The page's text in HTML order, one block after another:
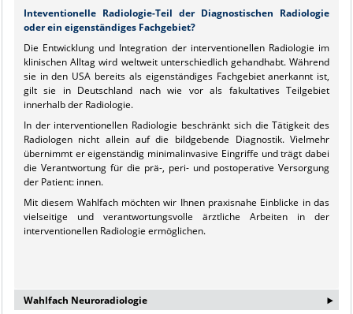
Inteventionelle Radiologie-Teil der Diagnostischen Radiologie
oder ein eigenständiges Fachgebiet?
Die Entwicklung und Integration der interventionellen Radiologie im
klinischen Alltag wird weltweit unterschiedlich gehandhabt. Während
sie in den USA bereits als eigenständiges Fachgebiet anerkannt ist,
gilt sie in Deutschland nach wie vor als fakultatives Teilgebiet
innerhalb der Radiologie.
In der interventionellen Radiologie beschränkt sich die Tätigkeit des
Radiologen nicht allein auf die bildgebende Diagnostik. Vielmehr
übernimmt er eigenständig minimalinvasive Eingriffe und trägt dabei
die Verantwortung für die prä-, peri- und postoperative Versorgung
der Patient: innen.
Mit diesem Wahlfach möchten wir Ihnen praxisnahe Einblicke in das
vielseitige und verantwortungsvolle ärztliche Arbeiten in der
interventionellen Radiologie ermöglichen.
Wahlfach Neuroradiologie ‣